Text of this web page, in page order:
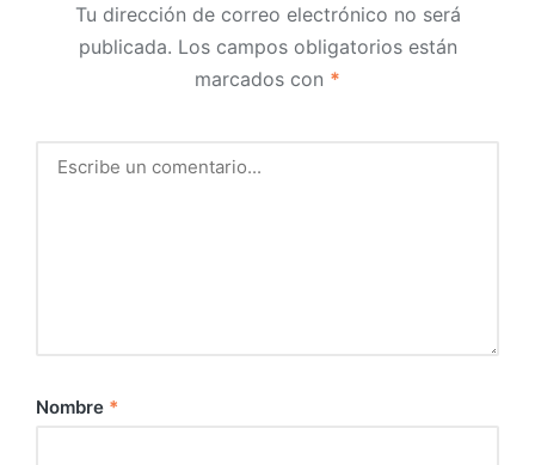
Tu dirección de correo electrónico no será
publicada. Los campos obligatorios están
marcados con *
Nombre *